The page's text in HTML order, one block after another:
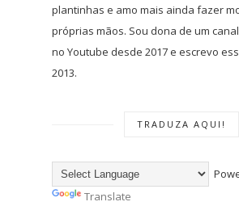
plantinhas e amo mais ainda fazer
próprias mãos. Sou dona de um
no Youtube desde 2017 e escrevo
2013.
TRADUZA AQUI!
Translate